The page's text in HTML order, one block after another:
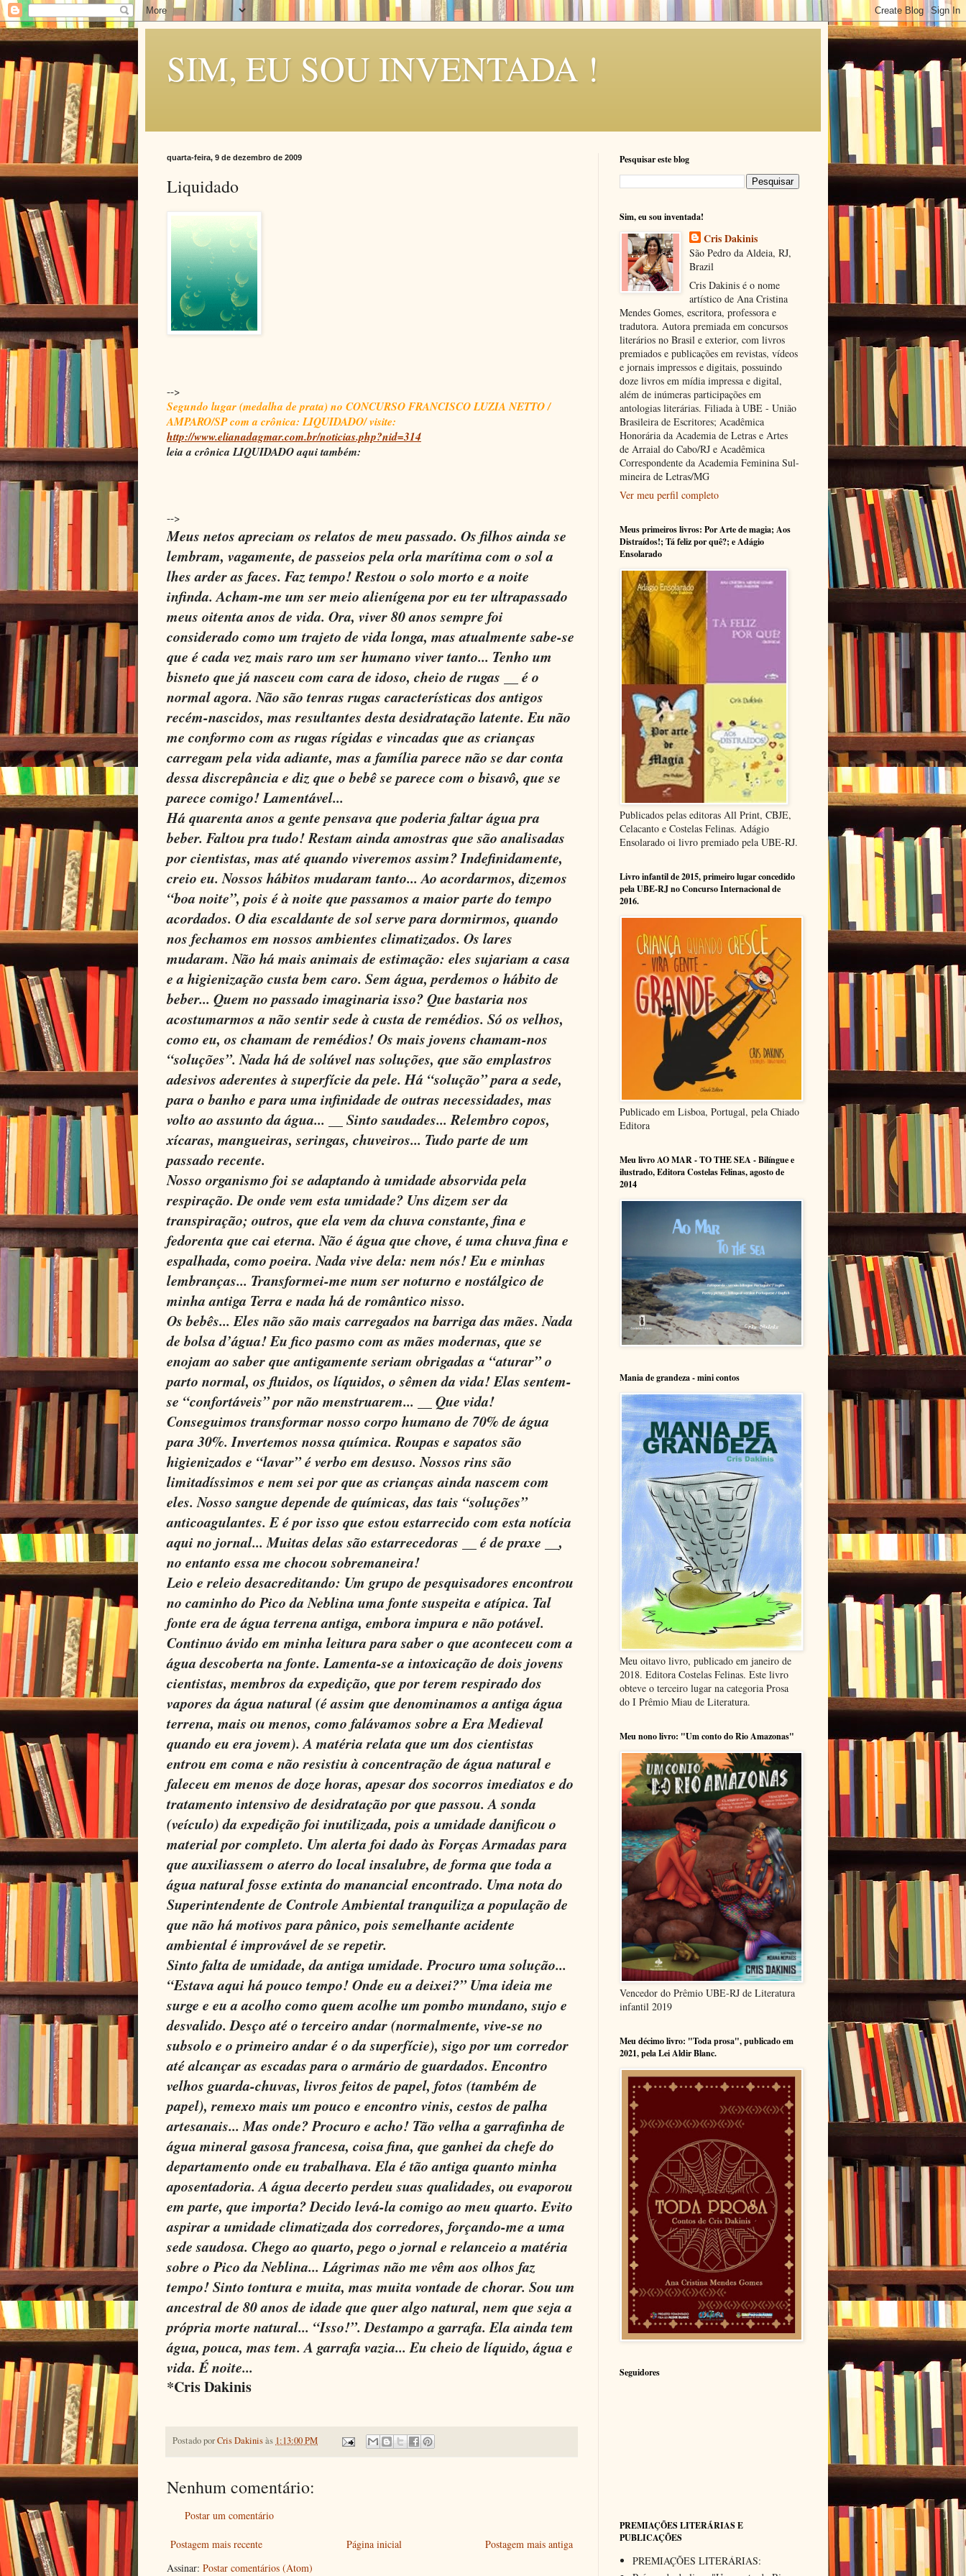
SIM, EU SOU INVENTADA !
quarta-feira, 9 de dezembro de 2009
Liquidado
-->
Segundo lugar (medalha de prata) no CONCURSO FRANCISCO LUZIA NETTO /
AMPARO/SP com a crônica: LIQUIDADO/ visite:
http://www.elianadagmar.com.br/noticias.php?nid=314
leia a crônica LIQUIDADO aqui também:
-->
Meus netos apreciam os relatos de meu passado. Os filhos ainda se
lembram, vagamente, de passeios pela orla marítima com o sol a
lhes arder as faces. Faz tempo! Restou o solo morto e a noite
infinda. Acham-me um ser meio alienígena por eu ter ultrapassado
meus oitenta anos de vida. Ora, viver 80 anos sempre foi
considerado como um trajeto de vida longa, mas atualmente sabe-se
que é cada vez mais raro um ser humano viver tanto... Tenho um
bisneto que já nasceu com cara de idoso, cheio de rugas __ é o
normal agora. Não são tenras rugas características dos antigos
recém-nascidos, mas resultantes desta desidratação latente. Eu não
me conformo com as rugas rígidas e vincadas que as crianças
carregam pela vida adiante, mas a família parece não se dar conta
dessa discrepância e diz que o bebê se parece com o bisavô, que se
parece comigo! Lamentável...
Há quarenta anos a gente pensava que poderia faltar água pra
beber. Faltou pra tudo! Restam ainda amostras que são analisadas
por cientistas, mas até quando viveremos assim? Indefinidamente,
creio eu. Nossos hábitos mudaram tanto... Ao acordarmos, dizemos
“boa noite”, pois é à noite que passamos a maior parte do tempo
acordados. O dia escaldante de sol serve para dormirmos, quando
nos fechamos em nossos ambientes climatizados. Os lares
mudaram. Não há mais animais de estimação: eles sujariam a casa
e a higienização custa bem caro. Sem água, perdemos o hábito de
beber... Quem no passado imaginaria isso? Que bastaria nos
acostumarmos a não sentir sede à custa de remédios. Só os velhos,
como eu, os chamam de remédios! Os mais jovens chamam-nos
“soluções”. Nada há de solúvel nas soluções, que são emplastros
adesivos aderentes à superfície da pele. Há “solução” para a sede,
para o banho e para uma infinidade de outras necessidades, mas
volto ao assunto da água... __ Sinto saudades... Relembro copos,
xícaras, mangueiras, seringas, chuveiros... Tudo parte de um
passado recente.
Nosso organismo foi se adaptando à umidade absorvida pela
respiração. De onde vem esta umidade? Uns dizem ser da
transpiração; outros, que ela vem da chuva constante, fina e
fedorenta que cai eterna. Não é água que chove, é uma chuva fina e
espalhada, como poeira. Nada vive dela: nem nós! Eu e minhas
lembranças... Transformei-me num ser noturno e nostálgico de
minha antiga Terra e nada há de romântico nisso.
Os bebês... Eles não são mais carregados na barriga das mães. Nada
de bolsa d’água! Eu fico pasmo com as mães modernas, que se
enojam ao saber que antigamente seriam obrigadas a “aturar” o
parto normal, os fluidos, os líquidos, o sêmen da vida! Elas sentem-
se “confortáveis” por não menstruarem... __ Que vida!
Conseguimos transformar nosso corpo humano de 70% de água
para 30%. Invertemos nossa química. Roupas e sapatos são
higienizados e “lavar” é verbo em desuso. Nossos rins são
limitadíssimos e nem sei por que as crianças ainda nascem com
eles. Nosso sangue depende de químicas, das tais “soluções”
anticoagulantes. E é por isso que estou estarrecido com esta notícia
aqui no jornal... Muitas delas são estarrecedoras __ é de praxe __,
no entanto essa me chocou sobremaneira!
Leio e releio desacreditando: Um grupo de pesquisadores encontrou
no caminho do Pico da Neblina uma fonte suspeita e atípica. Tal
fonte era de água terrena antiga, embora impura e não potável.
Continuo ávido em minha leitura para saber o que aconteceu com a
água descoberta na fonte. Lamenta-se a intoxicação de dois jovens
cientistas, membros da expedição, que por terem respirado dos
vapores da água natural (é assim que denominamos a antiga água
terrena, mais ou menos, como falávamos sobre a Era Medieval
quando eu era jovem). A matéria relata que um dos cientistas
entrou em coma e não resistiu à concentração de água natural e
faleceu em menos de doze horas, apesar dos socorros imediatos e do
tratamento intensivo de desidratação por que passou. A sonda
(veículo) da expedição foi inutilizada, pois a umidade danificou o
material por completo. Um alerta foi dado às Forças Armadas para
que auxiliassem o aterro do local insalubre, de forma que toda a
água natural fosse extinta do manancial encontrado. Uma nota do
Superintendente de Controle Ambiental tranquiliza a população de
que não há motivos para pânico, pois semelhante acidente
ambiental é improvável de se repetir.
Sinto falta de umidade, da antiga umidade. Procuro uma solução...
“Estava aqui há pouco tempo! Onde eu a deixei?” Uma ideia me
surge e eu a acolho como quem acolhe um pombo mundano, sujo e
desvalido. Desço até o terceiro andar (normalmente, vive-se no
subsolo e o primeiro andar é o da superfície), sigo por um corredor
até alcançar as escadas para o armário de guardados. Encontro
velhos guarda-chuvas, livros feitos de papel, fotos (também de
papel), remexo mais um pouco e encontro vinis, cestos de palha
artesanais... Mas onde? Procuro e acho! Tão velha a garrafinha de
água mineral gasosa francesa, coisa fina, que ganhei da chefe do
departamento onde eu trabalhava. Ela é tão antiga quanto minha
aposentadoria. A água decerto perdeu suas qualidades, ou evaporou
em parte, que importa? Decido levá-la comigo ao meu quarto. Evito
aspirar a umidade climatizada dos corredores, forçando-me a uma
sede saudosa. Chego ao quarto, pego o jornal e relanceio a matéria
sobre o Pico da Neblina... Lágrimas não me vêm aos olhos faz
tempo! Sinto tontura e muita, mas muita vontade de chorar. Sou um
ancestral de 80 anos de idade que quer algo natural, nem que seja a
própria morte natural... “Isso!”. Destampo a garrafa. Ela ainda tem
água, pouca, mas tem. A garrafa vazia... Eu cheio de líquido, água e
vida. É noite...
*Cris Dakinis
Postado porCris Dakinisàs 1:13:00 PM
Nenhum comentário:
Postar um comentário
Postagem mais recente Postagem mais antiga
Página inicial
Assinar: Postar comentários (Atom)
Pesquisar este blog
Sim, eu sou inventada!
Cris Dakinis
São Pedro da Aldeia, RJ,
Brazil
Cris Dakinis é o nome
artístico de Ana Cristina
Mendes Gomes, escritora, professora e
tradutora. Autora premiada em concursos
literários no Brasil e exterior, com livros
premiados e publicações em revistas, vídeos
e jornais impressos e digitais, possuindo
doze livros em mídia impressa e digital,
além de inúmeras participações em
antologias literárias. Filiada à UBE - União
Brasileira de Escritores; Acadêmica
Honorária da Academia de Letras e Artes
de Arraial do Cabo/RJ e Acadêmica
Correspondente da Academia Feminina Sul-
mineira de Letras/MG
Ver meu perfil completo
Meus primeiros livros: Por Arte de magia; Aos
Distraídos!; Tá feliz por quê?; e Adágio
Ensolarado
Publicados pelas editoras All Print, CBJE,
Celacanto e Costelas Felinas. Adágio
Ensolarado oi livro premiado pela UBE-RJ.
Livro infantil de 2015, primeiro lugar concedido
pela UBE-RJ no Concurso Internacional de
2016.
Publicado em Lisboa, Portugal, pela Chiado
Editora
Meu livro AO MAR - TO THE SEA - Bilíngue e
ilustrado, Editora Costelas Felinas, agosto de
2014
Mania de grandeza - mini contos
Meu oitavo livro, publicado em janeiro de
2018. Editora Costelas Felinas. Este livro
obteve o terceiro lugar na categoria Prosa
do I Prêmio Miau de Literatura.
Meu nono livro: "Um conto do Rio Amazonas"
Vencedor do Prêmio UBE-RJ de Literatura
infantil 2019
Meu décimo livro: "Toda prosa", publicado em
2021, pela Lei Aldir Blanc.
Seguidores
PREMIAÇÕES LITERÁRIAS E
PUBLICAÇÕES
PREMIAÇÕES LITERÁRIAS: